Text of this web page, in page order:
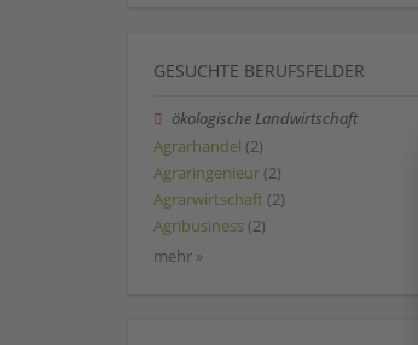
GESUCHTE BERUFSFELDER
ökologische Landwirtschaft
Agrarhandel (2)
Agraringenieur (2)
Agrarwirtschaft (2)
Agribusiness (2)
mehr »